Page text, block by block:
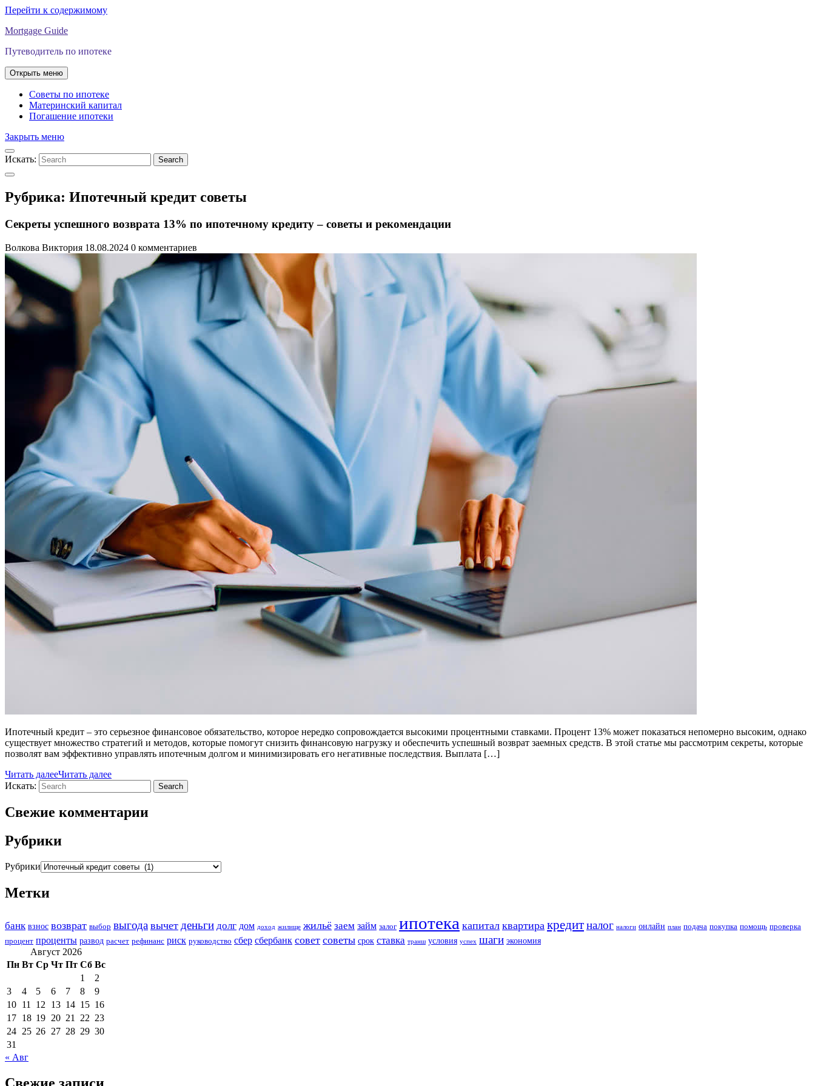
Перейти к содержимому
Mortgage Guide
Путеводитель по ипотеке
Открыть меню
Советы по ипотеке
Материнский капитал
Погашение ипотеки
Закрыть меню
Искать: Search
Рубрика: Ипотечный кредит советы
Секреты успешного возврата 13% по ипотечному кредиту – советы и рекомендации
Волкова Виктория 18.08.2024 0 комментариев
Ипотечный кредит – это серьезное финансовое обязательство, которое нередко сопровождается высокими процентными ставками. Процент 13% может показаться непомерно высоким, однако
существует множество стратегий и методов, которые помогут снизить финансовую нагрузку и обеспечить успешный возврат заемных средств. В этой статье мы рассмотрим секреты, которые
позволят вам эффективно управлять ипотечным долгом и минимизировать его негативные последствия. Выплата […]
Читать далееЧитать далее
Искать:
Search
Свежие комментарии
Рубрики
Рубрики
Метки
банк взнос возврат выбор выгода вычет деньги долг дом доход жилище жильё заем займ залог ипотека капитал квартира кредитналог налоги онлайн план подача покупка помощь проверка
процент проценты развод расчет рефинанс риск руководство сбер сбербанк совет советы срок ставка транш условия успех шаги экономия
Август 2026
Пн Вт Ср Чт Пт Сб Вс
1
2
3
4 5 6 7 8
9
10 11 12 13 14 15 16
17 18 19 20 21 22 23
24 25 26 27 28 29 30
31
« Авг